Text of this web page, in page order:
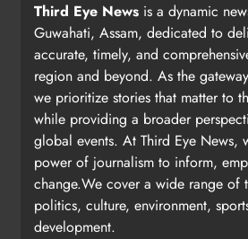
Third Eye News is a dynamic
Guwahati, Assam, dedicated to
accurate, timely, and
region and beyond. As the
we prioritize stories that matter to
while providing a broader
global events. At Third Eye News,
power of journalism to inform,
change.We cover a wide range of
politics, culture, environment,
development.